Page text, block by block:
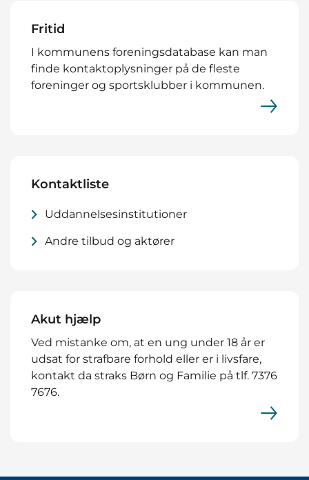
Fritid
I kommunens foreningsdatabase kan man
finde kontaktoplysninger på de fleste
foreninger og sportsklubber i kommunen.
Kontaktliste
Uddannelsesinstitutioner
Andre tilbud og aktører
Akut hjælp
Ved mistanke om, at en ung under 18 år er
udsat for strafbare forhold eller er i livsfare,
kontakt da straks Børn og Familie på tlf. 7376
7676.